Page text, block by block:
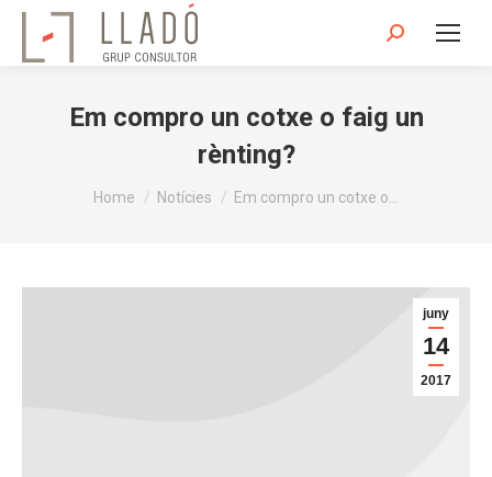
Search:
Em compro un cotxe o faig un
rènting?
You are here:
Home Notícies Em compro un cotxe o…
juny
14
2017